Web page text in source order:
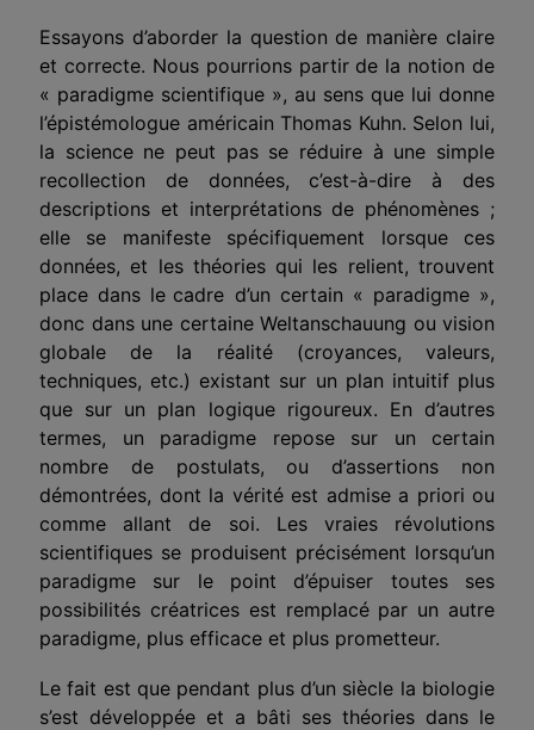
Essayons d’aborder la question de manière claire
et correcte. Nous pour­rions partir de la notion de
« paradigme scientifique », au sens que lui donne
l’épistémologue américain Thomas Kuhn. Selon lui,
la science ne peut pas se réduire à une simple
recollection de données, c’est-à-dire à des
descrip­tions et interprétations de phénomènes ;
elle se manifeste spécifiquement lorsque ces
données, et les théories qui les relient, trouvent
place dans le cadre d’un certain « paradigme »,
donc dans une certaine Weltanschauung ou vision
globale de la réalité (croyances, valeurs,
techniques, etc.) exis­tant sur un plan intuitif plus
que sur un plan logique rigoureux. En d’au­tres
termes, un paradigme repose sur un certain
nombre de postulats, ou d’assertions non
démontrées, dont la vérité est admise a priori ou
comme allant de soi. Les vraies révolutions
scientifiques se produisent précisément lorsqu’un
paradigme sur le point d’épuiser toutes ses
possibilités créatri­ces est remplacé par un autre
paradigme, plus efficace et plus prometteur.
Le fait est que pendant plus d’un siècle la biologie
s’est développée et a bâti ses théories dans le